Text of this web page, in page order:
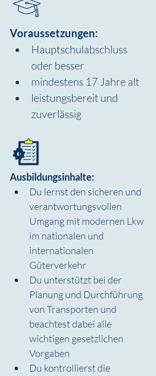
Voraussetzungen:
Hauptschulabschluss
oder besser
mindestens 17 Jahre alt
leistungsbereit und
zuverlässig
Ausbildungsinhalte:
Du lernst den sicheren und
verantwortungsvollen
Umgang mit modernen Lkw
im nationalen und
internationalen
Güterverkehr
Du unterstützt bei der
Planung und Durchführung
von Transporten und
beachtest dabei alle
wichtigen gesetzlichen
Vorgaben
Du kontrollierst die